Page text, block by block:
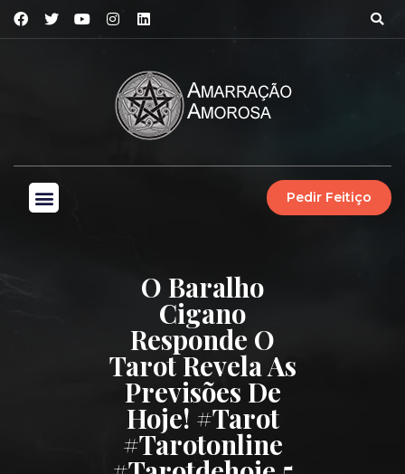
Pedir Feitiço
O Baralho
Cigano
Responde O
Tarot Revela As
Previsões De
Hoje! #tarot
#tarotonline